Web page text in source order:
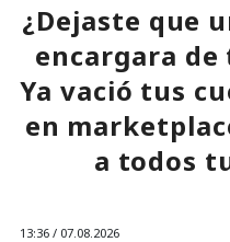
¿Dejaste que
encargara
Ya vació tus
en
a todos
13:36 / 07.08.2026